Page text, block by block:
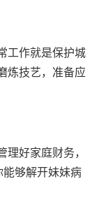
工作就是保护城
炼技艺，准备应
好家庭财务，
够解开妹妹病